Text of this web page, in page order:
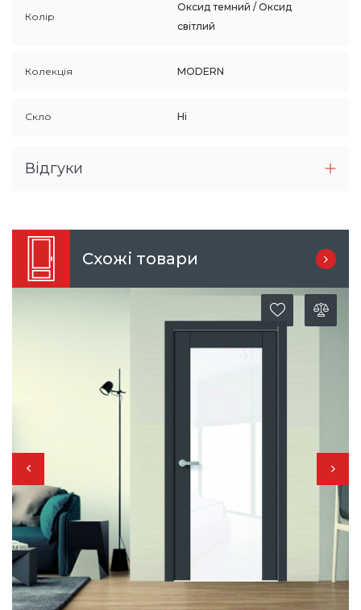
Колір
Оксид темний / Оксид
світлий
Колекція MODERN
Скло Ні
Відгуки
Схожі товари